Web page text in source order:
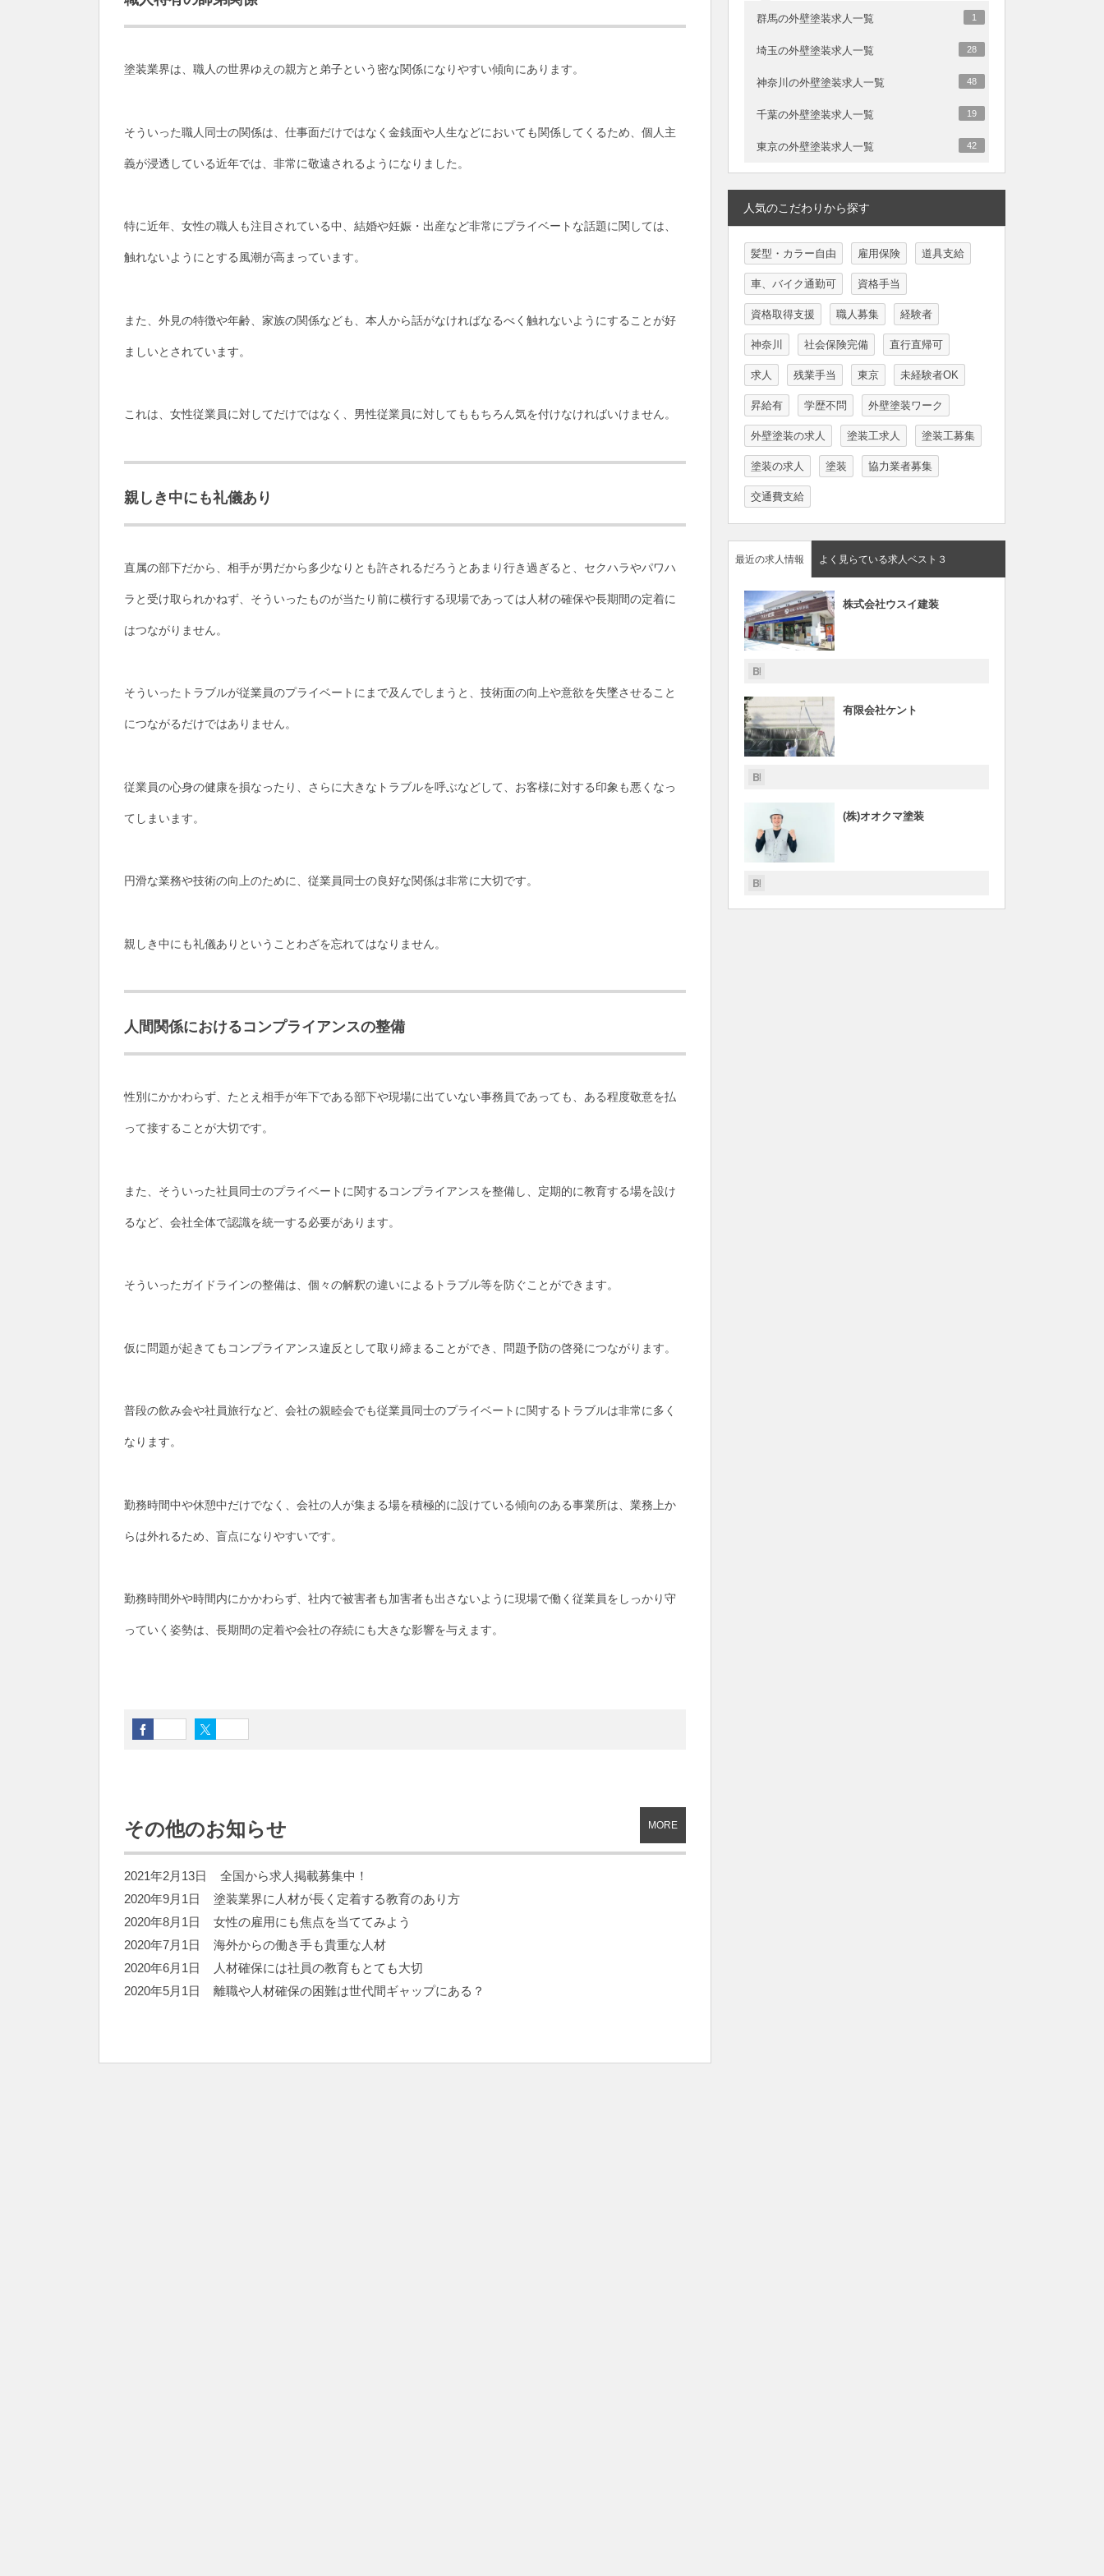
塗装業界は、職人の世界ゆえの親方と弟子という密な関係になりやすい傾向にあります。
そういった職人同士の関係は、仕事面だけではなく金銭面や人生などにおいても関係してくるため、個人主
義が浸透している近年では、非常に敬遠されるようになりました。
特に近年、女性の職人も注目されている中、結婚や妊娠・出産など非常にプライベートな話題に関しては、
触れないようにとする風潮が高まっています。
また、外見の特徴や年齢、家族の関係なども、本人から話がなければなるべく触れないようにすることが好
ましいとされています。
これは、女性従業員に対してだけではなく、男性従業員に対してももちろん気を付けなければいけません。
親しき中にも礼儀あり
直属の部下だから、相手が男だから多少なりとも許されるだろうとあまり行き過ぎると、セクハラやパワハ
ラと受け取られかねず、そういったものが当たり前に横行する現場であっては人材の確保や長期間の定着に
はつながりません。
そういったトラブルが従業員のプライベートにまで及んでしまうと、技術面の向上や意欲を失墜させること
につながるだけではありません。
従業員の心身の健康を損なったり、さらに大きなトラブルを呼ぶなどして、お客様に対する印象も悪くなっ
てしまいます。
円滑な業務や技術の向上のために、従業員同士の良好な関係は非常に大切です。
親しき中にも礼儀ありということわざを忘れてはなりません。
人間関係におけるコンプライアンスの整備
性別にかかわらず、たとえ相手が年下である部下や現場に出ていない事務員であっても、ある程度敬意を払
って接することが大切です。
また、そういった社員同士のプライベートに関するコンプライアンスを整備し、定期的に教育する場を設け
るなど、会社全体で認識を統一する必要があります。
そういったガイドラインの整備は、個々の解釈の違いによるトラブル等を防ぐことができます。
仮に問題が起きてもコンプライアンス違反として取り締まることができ、問題予防の啓発につながります。
普段の飲み会や社員旅行など、会社の親睦会でも従業員同士のプライベートに関するトラブルは非常に多く
なります。
勤務時間中や休憩中だけでなく、会社の人が集まる場を積極的に設けている傾向のある事業所は、業務上か
らは外れるため、盲点になりやすいです。
勤務時間外や時間内にかかわらず、社内で被害者も加害者も出さないように現場で働く従業員をしっかり守
っていく姿勢は、長期間の定着や会社の存続にも大きな影響を与えます。
その他のお知らせ
2021年2月13日
全国から求人掲載募集中！
2020年9月1日
塗装業界に人材が長く定着する教育のあり方
2020年8月1日
女性の雇用にも焦点を当ててみよう
2020年7月1日
海外からの働き手も貴重な人材
2020年6月1日
人材確保には社員の教育もとても大切
2020年5月1日
離職や人材確保の困難は世代間ギャップにある？
MORE
群馬の外壁塗装求人一覧 1
埼玉の外壁塗装求人一覧 28
神奈川の外壁塗装求人一覧 48
千葉の外壁塗装求人一覧 19
東京の外壁塗装求人一覧 42
人気のこだわりから探す
髪型・カラー自由 雇用保険 道具支給
車、バイク通勤可 資格手当
資格取得支援 職人募集 経験者
神奈川 社会保険完備 直行直帰可
求人 残業手当 東京 未経験者OK
昇給有 学歴不問 外壁塗装ワーク
外壁塗装の求人 塗装工求人 塗装工募集
塗装の求人 塗装 協力業者募集
交通費支給
最近の求人情報 よく見らている求人ベスト３
株式会社ウスイ建装
有限会社ケント
(株)オオクマ塗装